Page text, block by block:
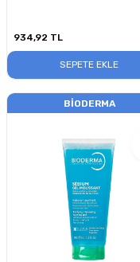
934,92 TL
SEPETE EKLE
BIODERMA